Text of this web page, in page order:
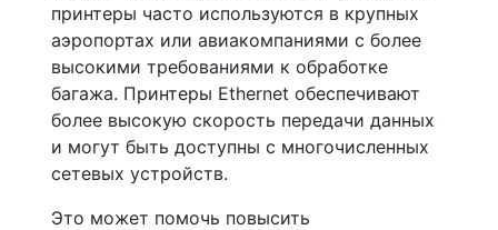
принтеры часто используются в крупных
аэропортах или авиакомпаниями с более
высокими требованиями к обработке
багажа. Принтеры Ethernet обеспечивают
более высокую скорость передачи данных
и могут быть доступны с многочисленных
сетевых устройств.
Это может помочь повысить